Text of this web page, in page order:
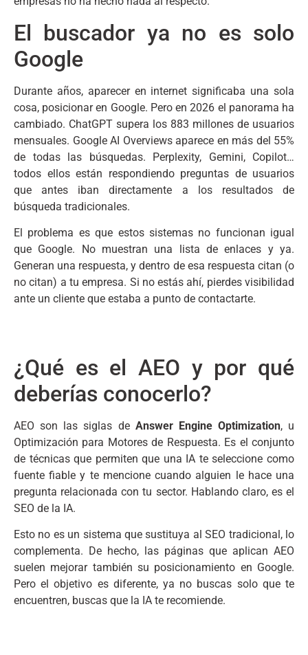
El buscador ya no es solo
Google
Durante años, aparecer en internet significaba una sola
cosa, posicionar en Google. Pero en 2026 el panorama ha
cambiado. ChatGPT supera los 883 millones de usuarios
mensuales. Google AI Overviews aparece en más del 55%
de todas las búsquedas. Perplexity, Gemini, Copilot…
todos ellos están respondiendo preguntas de usuarios
que antes iban directamente a los resultados de
búsqueda tradicionales.
El problema es que estos sistemas no funcionan igual
que Google. No muestran una lista de enlaces y ya.
Generan una respuesta, y dentro de esa respuesta citan (o
no citan) a tu empresa. Si no estás ahí, pierdes visibilidad
ante un cliente que estaba a punto de contactarte.
¿Qué es el AEO y por qué
deberías conocerlo?
AEO son las siglas de Answer Engine Optimization, u
Optimización para Motores de Respuesta. Es el conjunto
de técnicas que permiten que una IA te seleccione como
fuente fiable y te mencione cuando alguien le hace una
pregunta relacionada con tu sector. Hablando claro, es el
SEO de la IA.
Esto no es un sistema que sustituya al SEO tradicional, lo
complementa. De hecho, las páginas que aplican AEO
suelen mejorar también su posicionamiento en Google.
Pero el objetivo es diferente, ya no buscas solo que te
encuentren, buscas que la IA te recomiende.